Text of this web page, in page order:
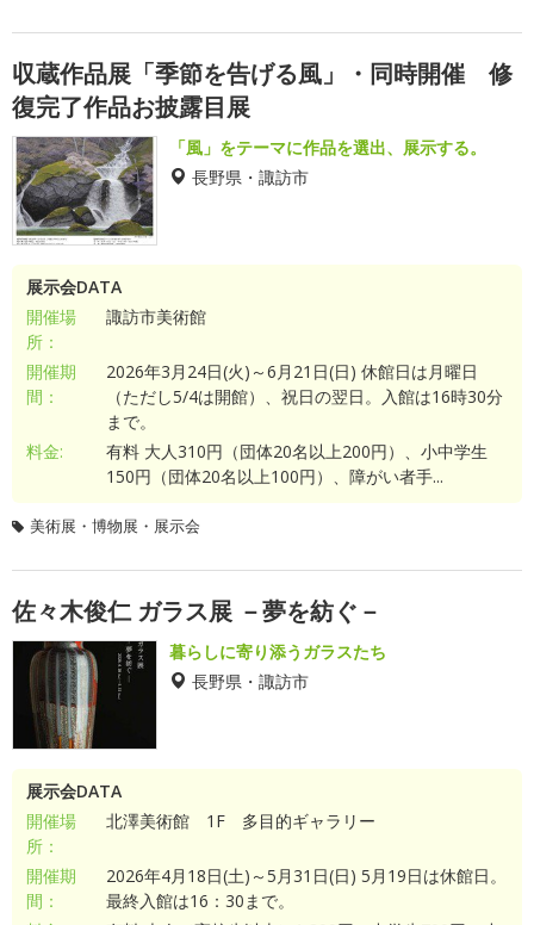
収蔵作品展「季節を告げる風」・同時開催 修
復完了作品お披露目展
「風」をテーマに作品を選出、展示する。
長野県・諏訪市
展示会DATA
開催場
所：
諏訪市美術館
開催期
間：
2026年3月24日(火)～6月21日(日) 休館日は月曜日
（ただし5/4は開館）、祝日の翌日。入館は16時30分
まで。
料金:
有料 大人310円（団体20名以上200円）、小中学生
150円（団体20名以上100円）、障がい者手...
美術展・博物展・展示会
佐々木俊仁 ガラス展 －夢を紡ぐ－
暮らしに寄り添うガラスたち
長野県・諏訪市
展示会DATA
開催場
所：
北澤美術館 1F 多目的ギャラリー
開催期
間：
2026年4月18日(土)～5月31日(日) 5月19日は休館日。
最終入館は16：30まで。